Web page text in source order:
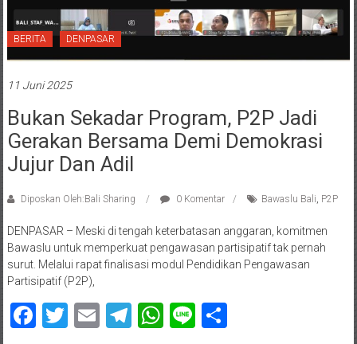
BERITA DENPASAR
11 Juni 2025
Bukan Sekadar Program, P2P Jadi
Gerakan Bersama Demi Demokrasi
Jujur Dan Adil
Diposkan Oleh:Bali Sharing 0 Komentar Bawaslu Bali, P2P
DENPASAR – Meski di tengah keterbatasan anggaran, komitmen
Bawaslu untuk memperkuat pengawasan partisipatif tak pernah
surut. Melalui rapat finalisasi modul Pendidikan Pengawasan
Partisipatif (P2P),
Facebook
Twitter
EmailTelegram
WhatsApp
Line